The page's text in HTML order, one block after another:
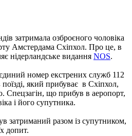
затримала озброєного чоловіка
Амстердама Схіпхол. Про це, в
нідерландське видання NOS.
номер екстрених служб 112
який прибуває в Схіпхол,
Спецзагін, що прибув в аеропорт,
і його супутника.
затриманий разом із супутником,
допит.